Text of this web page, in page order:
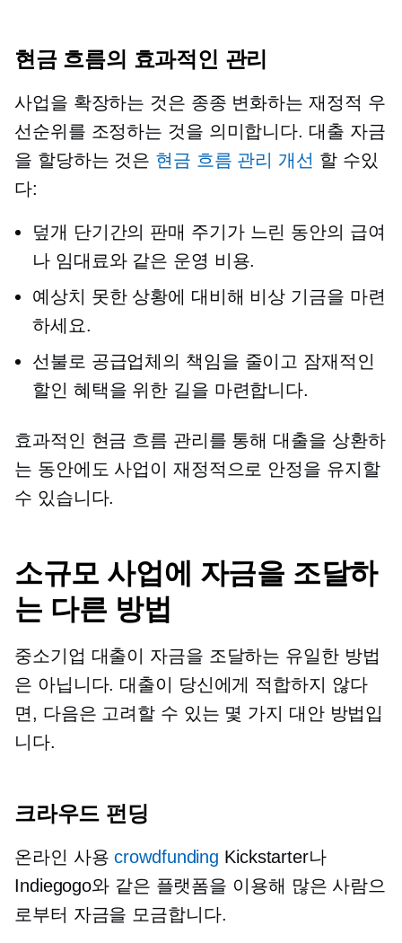
현금 흐름의 효과적인 관리
사업을 확장하는 것은 종종 변화하는 재정적 우
선순위를 조정하는 것을 의미합니다. 대출 자금
을 할당하는 것은 현금 흐름 관리 개선 할 수있
다:
덮개 단기간의 판매 주기가 느린 동안의 급여
나 임대료와 같은 운영 비용.
예상치 못한 상황에 대비해 비상 기금을 마련
하세요.
선불로 공급업체의 책임을 줄이고 잠재적인
할인 혜택을 위한 길을 마련합니다.
효과적인 현금 흐름 관리를 통해 대출을 상환하
는 동안에도 사업이 재정적으로 안정을 유지할
수 있습니다.
소규모 사업에 자금을 조달하
는 다른 방법
중소기업 대출이 자금을 조달하는 유일한 방법
은 아닙니다. 대출이 당신에게 적합하지 않다
면, 다음은 고려할 수 있는 몇 가지 대안 방법입
니다.
크라우드 펀딩
온라인 사용crowdfunding Kickstarter나
Indiegogo와 같은 플랫폼을 이용해 많은 사람으
로부터 자금을 모금합니다.